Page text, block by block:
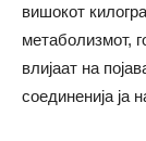
вишокот
метаболизмот,
влијаат на
соединенија ја